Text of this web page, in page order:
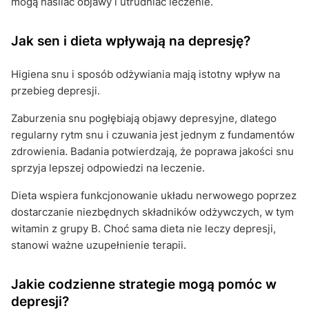
Jak sen i dieta wpływają na depresję?
Higiena snu i sposób odżywiania mają istotny wpływ na
przebieg depresji.
Zaburzenia snu pogłębiają objawy depresyjne, dlatego
regularny rytm snu i czuwania jest jednym z fundamentów
zdrowienia. Badania potwierdzają, że poprawa jakości snu
sprzyja lepszej odpowiedzi na leczenie.
Dieta wspiera funkcjonowanie układu nerwowego poprzez
dostarczanie niezbędnych składników odżywczych, w tym
witamin z grupy B. Choć sama dieta nie leczy depresji,
stanowi ważne uzupełnienie terapii.
Jakie codzienne strategie mogą pomóc w
depresji?